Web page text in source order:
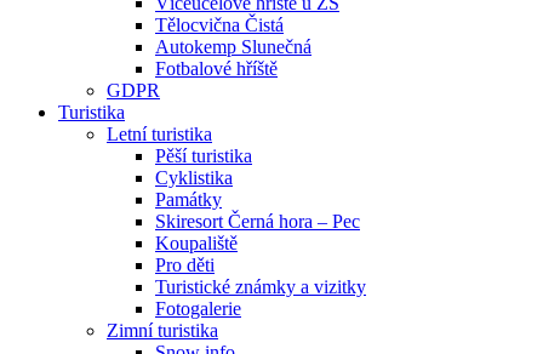
Tělocvična Čistá
Autokemp Slunečná
Fotbalové hříště
GDPR
Turistika
Letní turistika
Pěší turistika
Cyklistika
Památky
Skiresort Černá hora – Pec
Koupaliště
Pro děti
Turistické známky a vizitky
Fotogalerie
Zimní turistika